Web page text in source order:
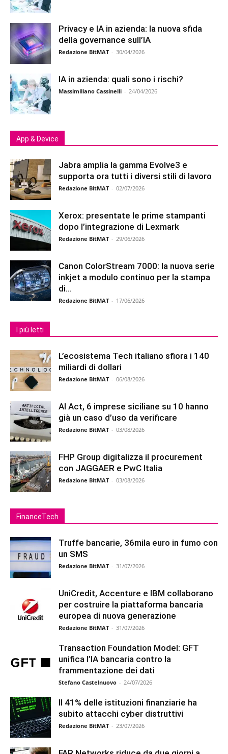
Privacy e IA in azienda: la nuova sfida
della governance sull’IA
Redazione BitMAT - 30/04/2026
IA in azienda: quali sono i rischi?
Massimiliano Cassinelli - 24/04/2026
App & Device
Jabra amplia la gamma Evolve3 e
supporta ora tutti i diversi stili di lavoro
Redazione BitMAT - 02/07/2026
Xerox: presentate le prime stampanti
dopo l’integrazione di Lexmark
Redazione BitMAT - 29/06/2026
Canon ColorStream 7000: la nuova serie
inkjet a modulo continuo per la stampa
di...
Redazione BitMAT - 17/06/2026
I più letti
L’ecosistema Tech italiano sfiora i 140
miliardi di dollari
Redazione BitMAT - 06/08/2026
AI Act, 6 imprese siciliane su 10 hanno
già un caso d’uso da verificare
Redazione BitMAT - 03/08/2026
FHP Group digitalizza il procurement
con JAGGAER e PwC Italia
Redazione BitMAT - 03/08/2026
FinanceTech
Truffe bancarie, 36mila euro in fumo con
un SMS
Redazione BitMAT - 31/07/2026
UniCredit, Accenture e IBM collaborano
per costruire la piattaforma bancaria
europea di nuova generazione
Redazione BitMAT - 31/07/2026
Transaction Foundation Model: GFT
unifica l’IA bancaria contro la
frammentazione dei dati
Stefano Castelnuovo - 24/07/2026
Il 41% delle istituzioni finanziarie ha
subito attacchi cyber distruttivi
Redazione BitMAT - 23/07/2026